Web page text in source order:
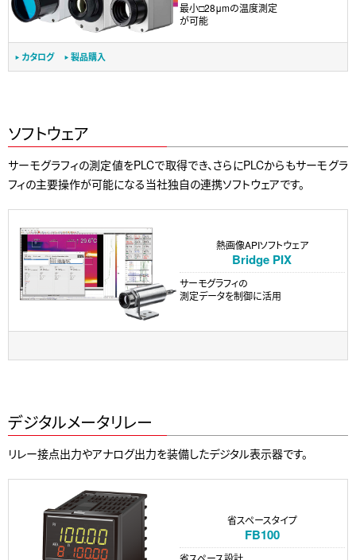
最小□28μmの温度測定
が可能
カタログ 製品購入
ソフトウェア
サーモグラフィの測定値をPLCで取得でき、さらにPLCからもサーモグラ
フィの主要操作が可能になる当社独自の連携ソフトウェアです。
熱画像APIソフトウェア
Bridge PIX
サーモグラフィの
測定データを制御に活用
デジタルメータリレー
リレー接点出力やアナログ出力を装備したデジタル表示器です。
省スペースタイプ
FB100